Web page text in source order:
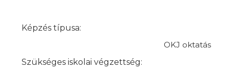
Képzés típusa:
OKJ oktatás
Szükséges iskolai végzettség: